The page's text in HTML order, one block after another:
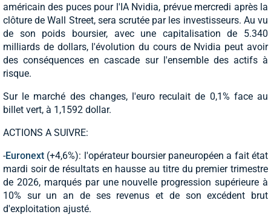
américain des puces pour l'IA Nvidia, prévue mercredi après la
clôture de Wall Street, sera scrutée par les investisseurs. Au vu
de son poids boursier, avec une capitalisation de 5.340
milliards de dollars, l'évolution du cours de Nvidia peut avoir
des conséquences en cascade sur l'ensemble des actifs à
risque.
Sur le marché des changes, l'euro reculait de 0,1% face au
billet vert, à 1,1592 dollar.
ACTIONS A SUIVRE:
-Euronext (+4,6%): l'opérateur boursier paneuropéen a fait état
mardi soir de résultats en hausse au titre du premier trimestre
de 2026, marqués par une nouvelle progression supérieure à
10% sur un an de ses revenus et de son excédent brut
d'exploitation ajusté.